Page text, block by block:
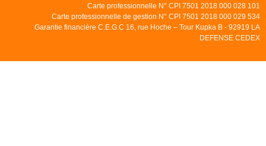
Carte professionnelle N° CPI 7501 2018 000 028 101
Carte professionnelle de gestion N° CPI 7501 2018 000 029 534
Garantie financière C.E.G.C 16, rue Hoche – Tour Kupka B - 92919 LA
DEFENSE CEDEX